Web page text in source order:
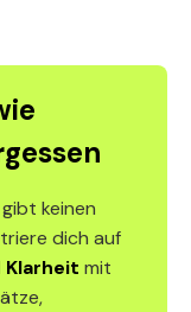
keinen
dich auf
Klarheit mit